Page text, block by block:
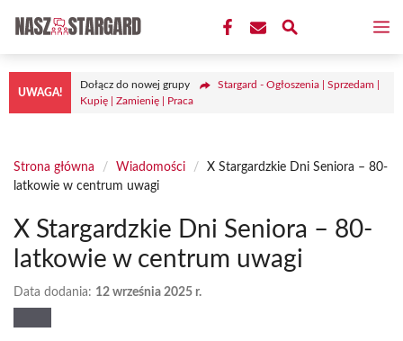
treści
UWAGA!
Dołącz do nowej grupy
Stargard - Ogłoszenia | Sprzedam |
Kupię | Zamienię | Praca
Strona główna / Wiadomości /
X Stargardzkie Dni Seniora – 80-
latkowie w centrum uwagi
X Stargardzkie Dni Seniora – 80-
latkowie w centrum uwagi
Data dodania: 12 września 2025 r.